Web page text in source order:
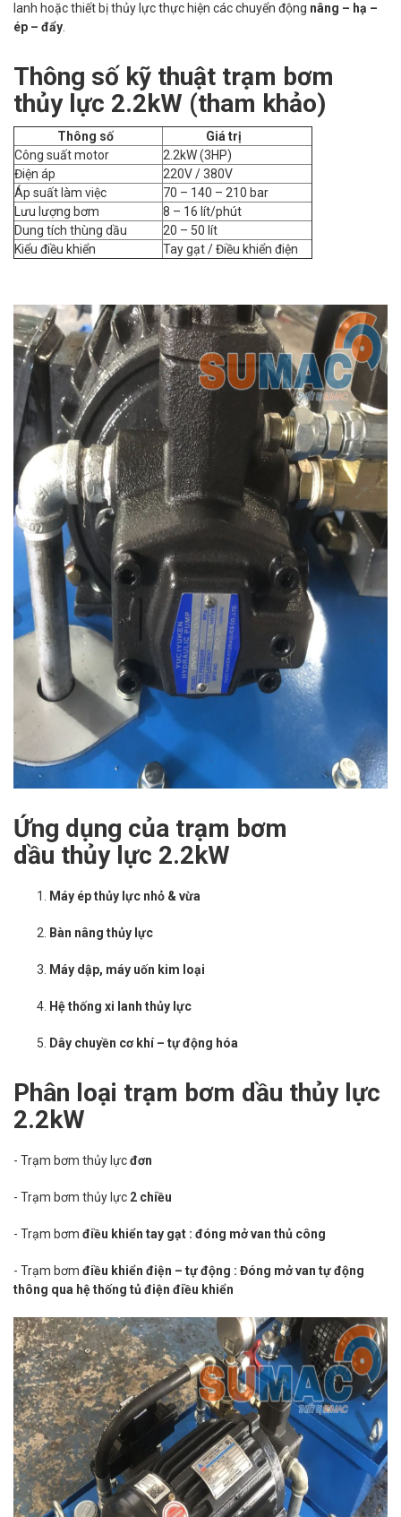
lanh hoặc thiết bị thủy lực thực hiện các chuyển động nâng – hạ –
ép – đẩy
Thông số kỹ thuật trạm bơm
thủy lực 2.2kW (tham khảo)
Thông số
Giá trị
Công suất motor
2.2kW (3HP)
Điện áp
220V / 380V
Áp suất làm việc
70 – 140 – 210 bar
Lưu lượng bơm
8 – 16 lít/phút
Dung tích thùng dầu
20 – 50 lít
Kiểu điều khiển
Tay gạt / Điều khiển điện
Ứng dụng của trạm bơm
dầu thủy lực 2.2kW
Máy ép thủy lực nhỏ & vừa
Bàn nâng thủy lực
Máy dập, máy uốn kim loại
Hệ thống xi lanh thủy lực
Dây chuyền cơ khí – tự động hóa
Phân loại trạm bơm dầu thủy lực
2.2kW
- Trạm bơm thủy lựcđơn
- Trạm bơm thủy lực 2 chiều
- Trạm bơm điều khiển tay gạt : đóng mở van thủ công
- Trạm bơm điều khiển điện – tự động : Đóng mở van tự động
thông qua hệ thống tủ điện điều khiển